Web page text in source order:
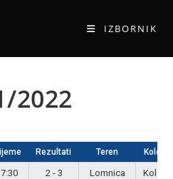
IZBORNIK
2022
Rezultati Teren Kolo
2 - 3 Lomnica
Kolo